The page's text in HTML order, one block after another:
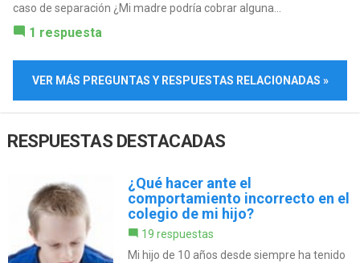
caso de separación ¿Mi madre podría cobrar alguna...
1 respuesta
VER MÁS PREGUNTAS Y RESPUESTAS RELACIONADAS »
RESPUESTAS DESTACADAS
¿Qué hacer ante el
comportamiento incorrecto en el
colegio de mi hijo?
19 respuestas
Mi hijo de 10 años desde siempre ha tenido